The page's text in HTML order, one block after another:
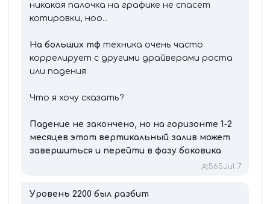
никакая палочка на графике не спасет
котировки, ноо...
На больших тф техника очень часто
коррелирует с другими драйверами роста
или падения
Что я хочу сказать?
Падение не закончено, но на горизонте 1-2
месяцев этот вертикальный залив может
завершиться и перейти в фазу боковика
565Jul 7
Уровень 2200 был разбит